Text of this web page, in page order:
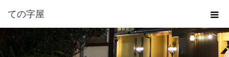
ての字屋